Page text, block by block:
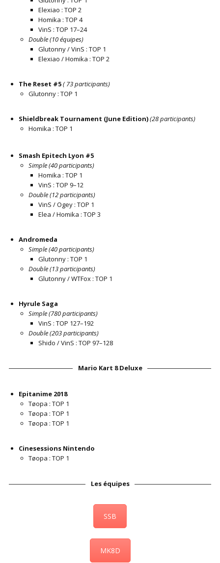
Elexiao : TOP 2
Homika : TOP 4
VinS : TOP 17–24
Double (10 équipes)
Glutonny / VinS : TOP 1
Elexiao / Homika : TOP 2
The Reset #5( 73 participants)
Glutonny : TOP 1
Shieldbreak Tournament (June Edition)(28 participants)
Homika : TOP 1
Smash Epitech Lyon #5
Simple (40 participants)
Homika : TOP 1
VinS : TOP 9–12
Double (12 participants)
VinS / Ogey : TOP 1
Elea / Homika : TOP 3
Andromeda
Simple (40 participants)
Glutonny : TOP 1
Double (13 participants)
Glutonny / WTFox : TOP 1
Hyrule Saga
Simple (780 participants)
VinS : TOP 127–192
Double (203 participants)
Shido / VinS : TOP 97–128
Mario Kart 8 Deluxe
Epitanime 2018
Tøopa : TOP 1
Tøopa : TOP 1
Tøopa : TOP 1
Cinesessions Nintendo
Tøopa : TOP 1
Les équipes
SSB
MK8D